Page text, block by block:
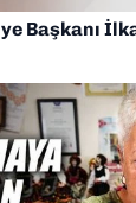
Başkanı